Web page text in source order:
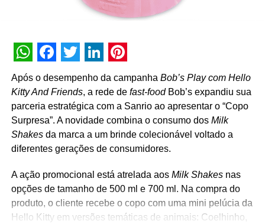
WhatsApp
Facebook
Twitter
LinkedIn
Pinterest
Após o desempenho da campanha Bob’s Play com Hello
Kitty And Friends, a rede de fast-foodBob’s expandiu sua
parceria estratégica com a Sanrio ao apresentar o “Copo
Surpresa”. A novidade combina o consumo dos Milk
Shakesda marca a um brinde colecionável voltado a
diferentes gerações de consumidores.
A ação promocional está atrelada aos Milk Shakesnas
opções de tamanho de 500 ml e 700 ml. Na compra do
produto, o cliente recebe o copo com uma mini pelúcia da
Hello Kitty em versões temáticas de animais: Coelhinho,